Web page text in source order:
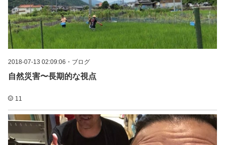
2018-07-13 02:09:06 ・ ブログ
自然災害〜長期的な視点
11